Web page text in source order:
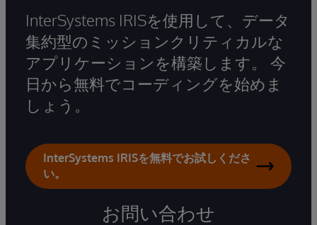
InterSystems IRISを使用して、データ
集約型のミッションクリティカルな
アプリケーションを構築します。 今
日から無料でコーディングを始めま
しょう。
InterSystems IRISを無料でお試しくださ
い。
お問い合わせ